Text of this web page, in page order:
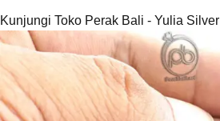
Kunjungi Toko Perak Bali - Yulia Silver